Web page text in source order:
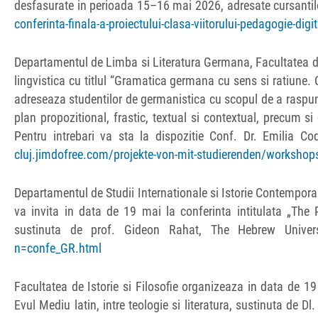
desfasurate in perioada 15–16 mai 2026, adresate
conferinta-finala-a-proiectului-clasa-viitorului-pedagogie-
Departamentul de Limba si Literatura Germana,
lingvistica cu titlul “Gramatica germana cu sens si
adreseaza studentilor de germanistica cu scopul de a
plan propozitional, frastic, textual si contextual, precum
Pentru intrebari va sta la dispozitie Conf. Dr. Emilia
cluj.jimdofree.com/projekte-von-mit-studierenden/
Departamentul de Studii Internationale si Istorie
va invita in data de 19 mai la conferinta intitulata „The
sustinuta de prof. Gideon Rahat, The Hebrew
n=confe_GR.html
Facultatea de Istorie si Filosofie organizeaza in data de
Evul Mediu latin, intre teologie si literatura, sustinuta de